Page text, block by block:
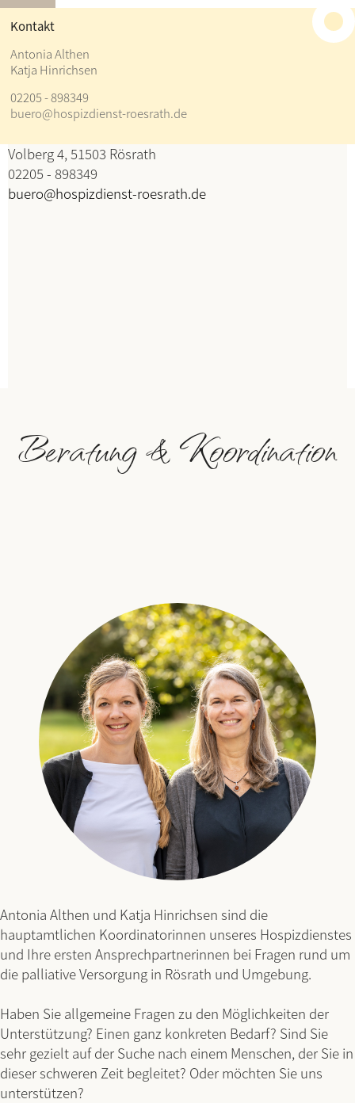
Kontakt
Antonia Althen
Katja Hinrichsen
02205 - 898349
buero@hospizdienst-roesrath.de
Kontakt
Antonia Althen
Katja Hinrichsen
Volberg 4, 51503 Rösrath
02205 - 898349
buero@hospizdienst-roesrath.de
Beratung & Koordination
Antonia Althen und Katja Hinrichsen sind die
hauptamtlichen Koordinatorinnen unseres Hospizdienstes
und Ihre ersten Ansprechpartnerinnen bei Fragen rund um
die palliative Versorgung in Rösrath und Umgebung.
Haben Sie allgemeine Fragen zu den Möglichkeiten der
Unterstützung? Einen ganz konkreten Bedarf? Sind Sie
sehr gezielt auf der Suche nach einem Menschen, der Sie in
dieser schweren Zeit begleitet? Oder möchten Sie uns
unterstützen?
≡